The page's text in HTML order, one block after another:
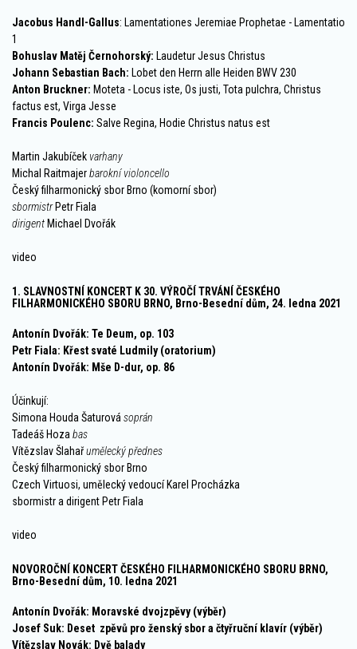
Jacobus Handl-Gallus: Lamentationes Jeremiae Prophetae - Lamentatio
1
Bohuslav Matěj Černohorský: Laudetur Jesus Christus
Johann Sebastian Bach: Lobet den Herrn alle Heiden BWV 230
Anton Bruckner: Moteta - Locus iste, Os justi, Tota pulchra, Christus
factus est, Virga Jesse
Francis Poulenc: Salve Regina, Hodie Christus natus est
Martin Jakubíček varhany
Michal Raitmajerbarokní violoncello
Český filharmonický sbor Brno (komorní sbor)
sbormistrPetr Fiala
dirigent Michael Dvořák
video
1. SLAVNOSTNÍ KONCERT K 30. VÝROČÍ TRVÁNÍ ČESKÉHO
FILHARMONICKÉHO SBORU BRNO, Brno-Besední dům, 24. ledna 2021
Antonín Dvořák: Te Deum, op. 103
Petr Fiala: Křest svaté Ludmily (oratorium)
Antonín Dvořák: Mše D-dur, op. 86
Účinkují:
Simona Houda Šaturovásoprán
Tadeáš Hozabas
Vítězslav Šlahařumělecký přednes
Český filharmonický sbor Brno
Czech Virtuosi, umělecký vedoucí Karel Procházka
sbormistr a dirigent Petr Fiala
video
NOVOROČNÍ KONCERT ČESKÉHO FILHARMONICKÉHO SBORU BRNO,
Brno-Besední dům, 10. ledna 2021
Antonín Dvořák: Moravské dvojzpěvy (výběr)
Josef Suk: Deset zpěvů pro ženský sbor a čtyřruční klavír (výběr)
Vítězslav Novák: Dvě balady